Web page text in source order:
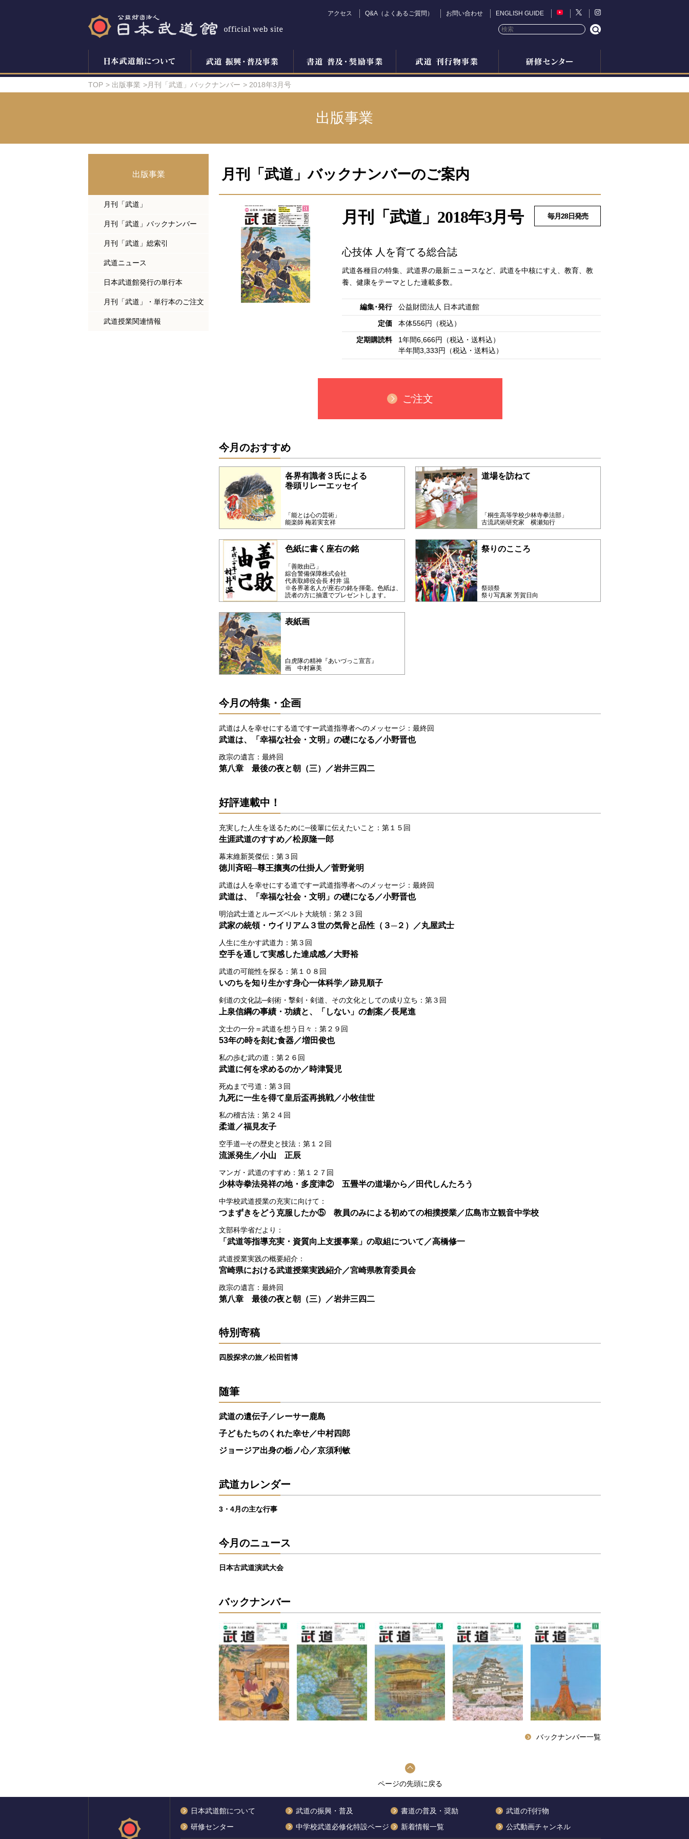
アクセス Q&A（よくあるご質問） お問い合わせ ENGLISH GUIDE
TOP 出版事業 月刊「武道」バックナンバー 2018年3月号
出版事業
出版事業
月刊「武道」
月刊「武道」バックナンバー
月刊「武道」総索引
武道ニュース
日本武道館発行の単行本
月刊「武道」・単行本のご注文
武道授業関連情報
月刊「武道」バックナンバーのご案内
月刊「武道」2018年3月号 毎月28日発売
心技体 人を育てる総合誌
武道各種目の特集、武道界の最新ニュースなど、武道を中核にすえ、教育、教
養、健康をテーマとした連載多数。
編集･発行
公益財団法人 日本武道館
定価
本体556円（税込）
定期購読料
1年間6,666円（税込・送料込）
半年間3,333円（税込・送料込）
ご注文
今月のおすすめ
各界有識者３氏による
巻頭リレーエッセイ
「能とは心の芸術」
能楽師 梅若実玄祥
道場を訪ねて
「桐生高等学校少林寺拳法部」
古流武術研究家 横瀬知行
色紙に書く座右の銘
「善敗由己」
綜合警備保障株式会社
代表取締役会長 村井 温
※各界著名人が座右の銘を揮毫。色紙は、
読者の方に抽選でプレゼントします。
祭りのこころ
祭頭祭
祭り写真家 芳賀日向
表紙画
白虎隊の精神『あいづっこ宣言』
画 中村麻美
今月の特集・企画
武道は人を幸せにする道ですー武道指導者へのメッセージ：最終回
武道は、「幸福な社会・文明」の礎になる／小野晋也
政宗の遺言：最終回
第八章 最後の夜と朝（三）／岩井三四二
好評連載中！
充実した人生を送るために─後輩に伝えたいこと：第１５回
生涯武道のすすめ／松原隆一郎
幕末維新英傑伝：第３回
徳川斉昭─尊王攘夷の仕掛人／菅野覚明
武道は人を幸せにする道ですー武道指導者へのメッセージ：最終回
武道は、「幸福な社会・文明」の礎になる／小野晋也
明治武士道とルーズベルト大統領：第２３回
武家の統領・ウイリアム３世の気骨と品性（３─２）／丸屋武士
人生に生かす武道力：第３回
空手を通して実感した達成感／大野裕
武道の可能性を探る：第１０８回
いのちを知り生かす身心一体科学／跡見順子
剣道の文化誌─剣術・撃剣・剣道、その文化としての成り立ち：第３回
上泉信綱の事績・功績と、「しない」の創案／長尾進
文士の一分＝武道を想う日々：第２９回
53年の時を刻む食器／増田俊也
私の歩む武の道：第２６回
武道に何を求めるのか／時津賢児
死ぬまで弓道：第３回
九死に一生を得て皇后盃再挑戦／小牧佳世
私の稽古法：第２４回
柔道／福見友子
空手道─その歴史と技法：第１２回
流派発生／小山 正辰
マンガ・武道のすすめ：第１２７回
少林寺拳法発祥の地・多度津② 五畳半の道場から／田代しんたろう
中学校武道授業の充実に向けて：
つまずきをどう克服したか⑤ 教員のみによる初めての相撲授業／広島市立観音中学校
文部科学省だより：
「武道等指導充実・資質向上支援事業」の取組について／高橋修一
武道授業実践の概要紹介：
宮崎県における武道授業実践紹介／宮崎県教育委員会
政宗の遺言：最終回
第八章 最後の夜と朝（三）／岩井三四二
特別寄稿
四股探求の旅／松田哲博
随筆
武道の遺伝子／レーサー鹿島
子どもたちのくれた幸せ／中村四郎
ジョージア出身の栃ノ心／京須利敏
武道カレンダー
3・4月の主な行事
今月のニュース
日本古武道演武大会
バックナンバー
バックナンバー一覧
ページの先頭に戻る
日本武道館について 武道の振興・普及 書道の普及・奨励
武道の刊行物
研修センター
中学校武道必修化特設ページ 新着情報一覧 公式動画チャンネル